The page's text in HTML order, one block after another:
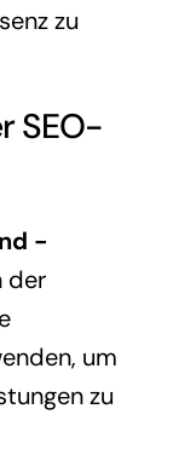
zu
SEO-
-
der
um
zu